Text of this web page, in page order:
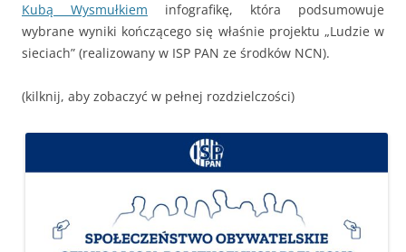
Kubą Wysmułkiem infografikę, która podsumowuje
wybrane wyniki kończącego się właśnie projektu „Ludzie w
sieciach” (realizowany w ISP PAN ze środków NCN).
(kilknij, aby zobaczyć w pełnej rozdzielczości)